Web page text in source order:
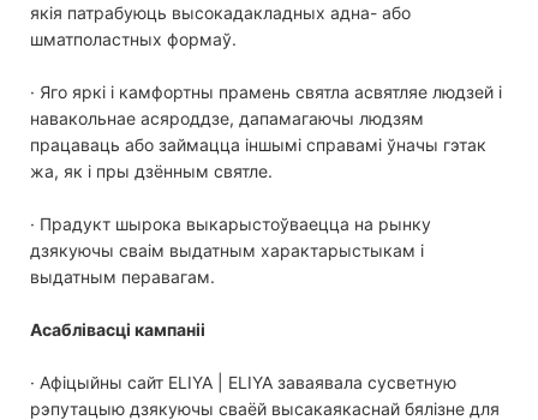
якія патрабуюць высокадакладных адна- або
шматполастных формаў.
· Яго яркі і камфортны прамень святла асвятляе людзей і
навакольнае асяроддзе, дапамагаючы людзям
працаваць або займацца іншымі справамі ўначы гэтак
жа, як і пры дзённым святле.
· Прадукт шырока выкарыстоўваецца на рынку
дзякуючы сваім выдатным характарыстыкам і
выдатным перавагам.
Асаблівасці кампаніі
· Афіцыйны сайт ELIYA | ELIYA заваявала сусветную
рэпутацыю дзякуючы сваёй высакаякаснай бялізне для